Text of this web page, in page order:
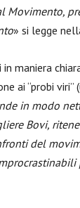
Movimento,
» si legge
maniera
ai “probi
in modo
Bovi,
del